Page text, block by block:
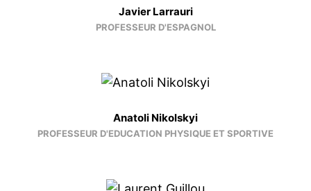
Javier Larrauri
PROFESSEUR D'ESPAGNOL
Anatoli Nikolskyi
PROFESSEUR D'EDUCATION PHYSIQUE ET SPORTIVE